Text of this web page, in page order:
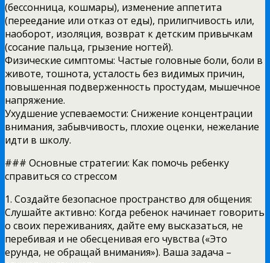
(бессонница, кошмары), изменение аппетита
(переедание или отказ от еды), прилипчивость или,
наоборот, изоляция, возврат к детским привычкам
(сосание пальца, грызение ногтей).
Физические симптомы: Частые головные боли, боли в
животе, тошнота, усталость без видимых причин,
повышенная подверженность простудам, мышечное
напряжение.
Ухудшение успеваемости: Снижение концентрации
внимания, забывчивость, плохие оценки, нежелание
идти в школу.
### Основные стратегии: Как помочь ребенку
справиться со стрессом
1. Создайте безопасное пространство для общения:
Слушайте активно: Когда ребенок начинает говорить
о своих переживаниях, дайте ему высказаться, не
перебивая и не обесценивая его чувства («Это
ерунда, не обращай внимания»). Ваша задача –